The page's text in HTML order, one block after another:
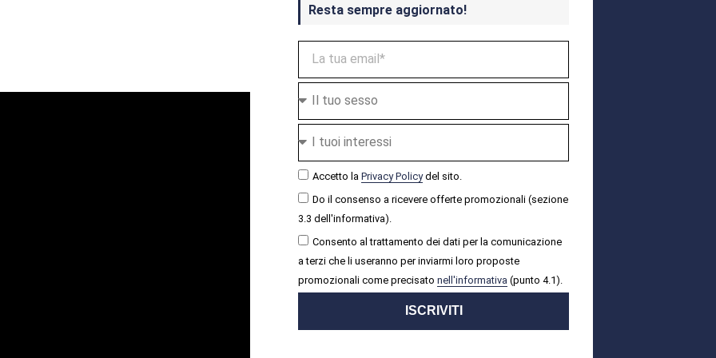
Resta sempre aggiornato!
Accetto la Privacy Policydel sito.
Do il consenso a ricevere offerte promozionali (sezione
3.3 dell'informativa).
Consento al trattamento dei dati per la comunicazione
a terzi che li useranno per inviarmi loro proposte
promozionali come precisato nell'informativa (punto 4.1).
ISCRIVITI